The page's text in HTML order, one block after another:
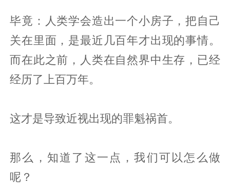
毕竟：人类学会造出一个小房子，把自己
关在里面，是最近几百年才出现的事情。
而在此之前，人类在自然界中生存，已经
经历了上百万年。
这才是导致近视出现的罪魁祸首。
那么，知道了这一点，我们可以怎么做
呢？